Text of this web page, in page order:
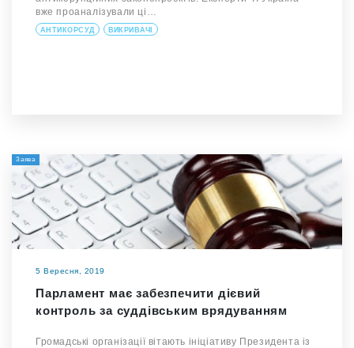
вже проаналізували ці…
АНТИКОРСУД ВИКРИВАЧІ
Заява
5 Вересня, 2019
Парламент має забезпечити дієвий
контроль за суддівським врядуванням
Громадські організації вітають ініціативу Президента із